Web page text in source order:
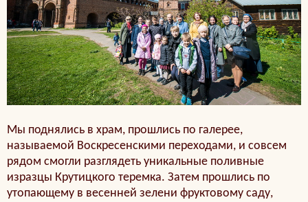
Мы поднялись в храм, прошлись по галерее,
называемой Воскресенскими переходами, и совсем
рядом смогли разглядеть уникальные поливные
изразцы Крутицкого теремка. Затем прошлись по
утопающему в весенней зелени фруктовому саду,